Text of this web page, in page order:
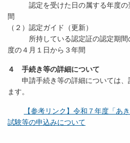
認定を受けた日の属する年度の
間
（２）認定ガイド（更新）
所持している認定証の認定期間
度の４月１日から３年間
４ 手続き等の詳細について
申請手続き等の詳細については、
ます。
【参考リンク】令和７年度「あ
試験等の申込みについて